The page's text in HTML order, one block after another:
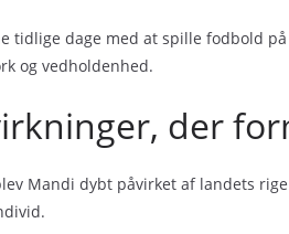
tidlige dage med at spille fodbold
og vedholdenhed.
der
Mandi dybt påvirket af landets